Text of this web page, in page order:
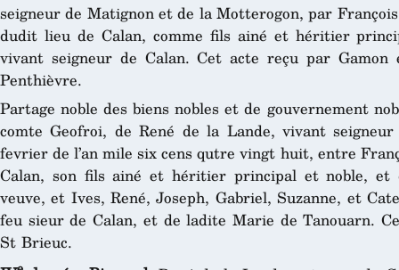
seigneur de Matignon et de la Motterogon, par
dudit lieu de Calan, comme fils ainé et héritier
vivant seigneur de Calan. Cet acte reçu par
Penthièvre.
Partage noble des biens nobles et de gouvernement
comte Geofroi, de René de la Lande, vivant
fevrier de l’an mile six cens qutre vingt huit, entre
Calan, son fils ainé et héritier principal et noble, et
veuve, et Ives, René, Joseph, Gabriel, Suzanne, et
feu sieur de Calan, et de ladite Marie de Tanouarn.
St Brieuc.